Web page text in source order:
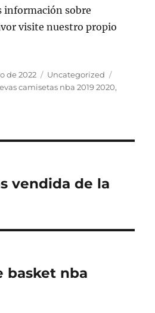
información sobre
visite nuestro propio
de 2022 Categorías
Uncategorized
camisetas nba 2019 2020,
vendida de la
basket nba